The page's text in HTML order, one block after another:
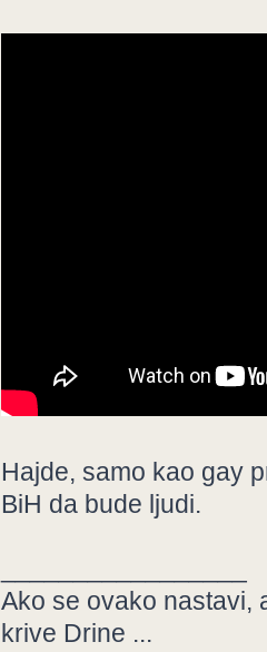
Hajde, samo kao gay
BiH da bude ljudi.
Ako se ovako nastavi,
krive Drine ...